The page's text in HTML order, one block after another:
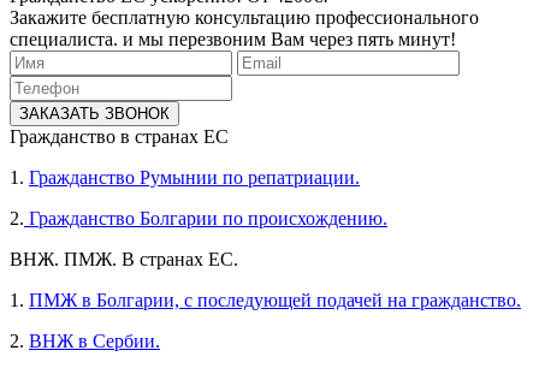
Закажите бесплатную консультацию профессионального
специалиста. и мы перезвоним Вам через пять минут!
ЗАКАЗАТЬ ЗВОНОК
Гражданство в странах ЕС
1. Гражданство Румынии по репатриации.
2. Гражданство Болгарии по происхождению.
ВНЖ. ПМЖ. В странах ЕС.
1. ПМЖ в Болгарии, с последующей подачей на гражданство.
2. ВНЖ в Сербии.